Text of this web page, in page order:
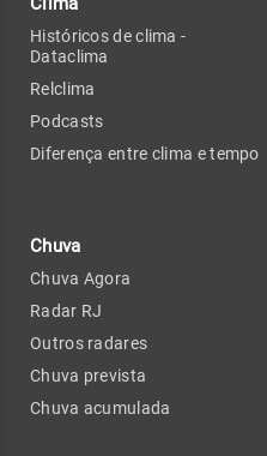
Históricos de clima -
Dataclima
Relclima
Podcasts
Diferença entre clima e tempo
Chuva
Chuva Agora
Radar RJ
Outros radares
Chuva prevista
Chuva acumulada